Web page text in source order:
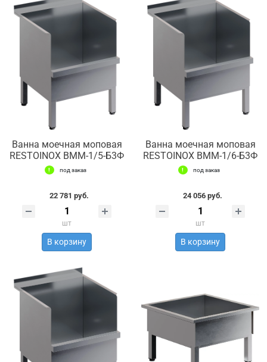
Ванна моечная моповая
RESTOINOX ВММ-1/5-Б3Ф
под заказ
22 781 руб.
шт
В корзину
Ванна моечная моповая
RESTOINOX ВММ-1/6-Б3Ф
под заказ
24 056 руб.
шт
В корзину